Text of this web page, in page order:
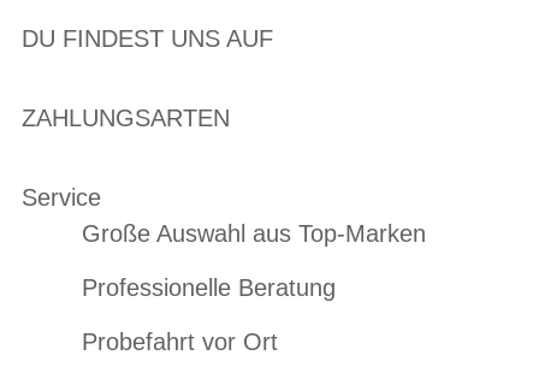
DU FINDEST UNS AUF
ZAHLUNGSARTEN
Service
Große Auswahl aus Top-Marken
Professionelle Beratung
Probefahrt vor Ort